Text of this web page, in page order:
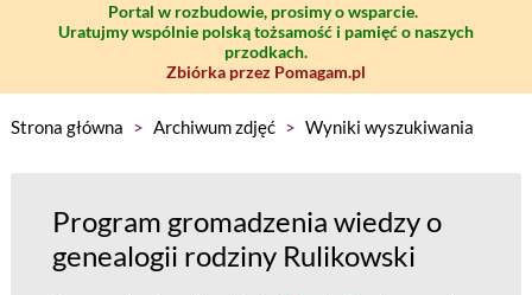
Portal w rozbudowie, prosimy o wsparcie.
Uratujmy wspólnie polską tożsamość i pamięć o naszych
przodkach.
Zbiórka przez Pomagam.pl
Strona główna > Archiwum zdjęć > Wyniki wyszukiwania
Program gromadzenia wiedzy o
genealogii rodziny Rulikowski